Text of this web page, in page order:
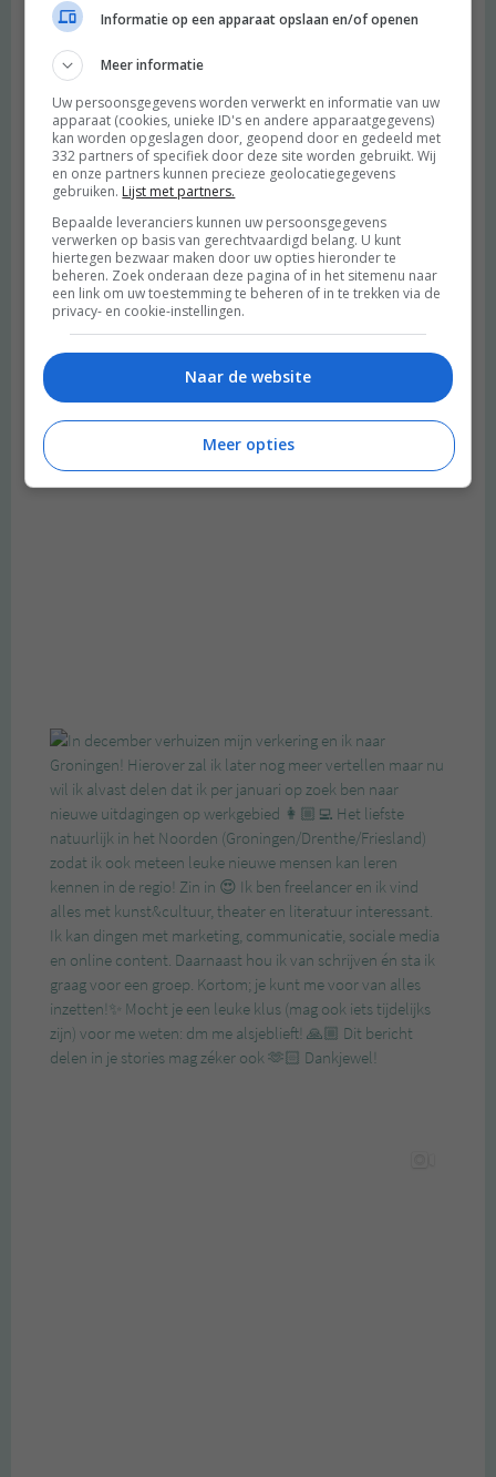
Informatie op een apparaat opslaan en/of openen
Meer informatie
Uw persoonsgegevens worden verwerkt en informatie van uw
apparaat (cookies, unieke ID's en andere apparaatgegevens)
kan worden opgeslagen door, geopend door en gedeeld met
332 partners of specifiek door deze site worden gebruikt. Wij
en onze partners kunnen precieze geolocatiegegevens
gebruiken. Lijst met partners.
Bepaalde leveranciers kunnen uw persoonsgegevens
verwerken op basis van gerechtvaardigd belang. U kunt
hiertegen bezwaar maken door uw opties hieronder te
beheren. Zoek onderaan deze pagina of in het sitemenu naar
een link om uw toestemming te beheren of in te trekken via de
privacy- en cookie-instellingen.
Naar de website
Meer opties